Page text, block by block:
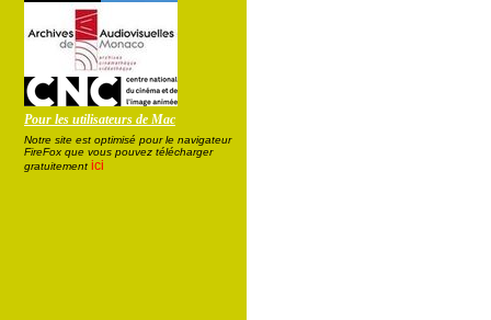
Pour les utilisateurs de Mac
Notre site est optimisé pour le navigateur
FireFox que vous pouvez télécharger
gratuitement ici